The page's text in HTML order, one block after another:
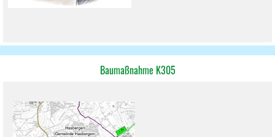
Baumaßnahme K305